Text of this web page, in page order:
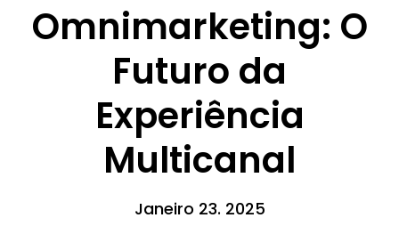
Omnimarketing: O
Futuro da
Experiência
Multicanal
Janeiro 23. 2025